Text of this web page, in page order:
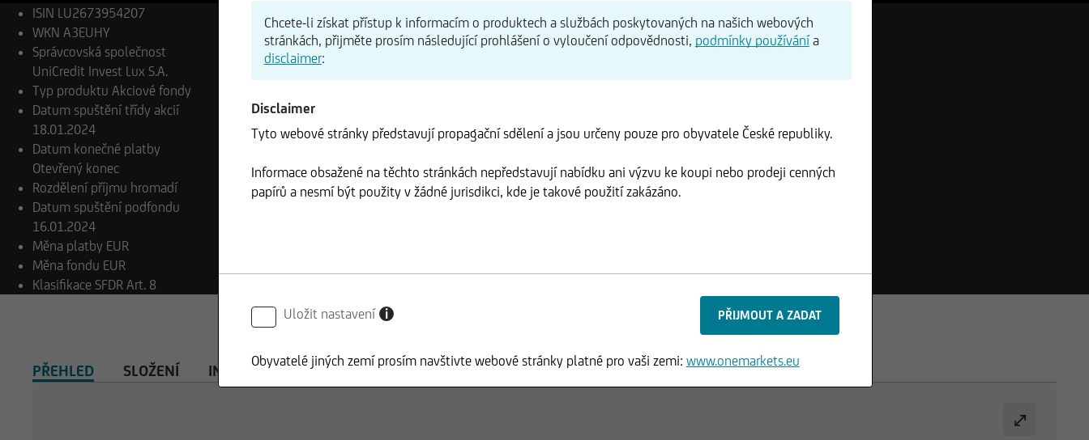
ISIN LU2673954207
WKN A3EUHY
Správcovská společnost
UniCredit Invest Lux S.A.
Typ produktu Akciové fondy
Datum spuštění třídy akcií
18.01.2024
Datum konečné platby
Otevřený konec
Rozdělení příjmu hromadí
Datum spuštění podfondu
16.01.2024
Měna platby EUR
Měna fondu EUR
Klasifikace SFDR Art. 8
PŘEHLED SLOŽENÍ INVESTIČNÍ KALKULAČKA DOKUMENTY
Chcete-li získat přístup k informacím o produktech a službách poskytovaných na našich webových
stránkách, přijměte prosím následující prohlášení o vyloučení odpovědnosti, podmínky používánía
disclaimer:
Disclaimer
Tyto webové stránky představují propagační sdělení a jsou určeny pouze pro obyvatele České republiky.
Informace obsažené na těchto stránkách nepředstavují nabídku ani výzvu ke koupi nebo prodeji cenných
papírů a nesmí být použity v žádné jurisdikci, kde je takové použití zakázáno.
Uložit nastavení i
Obyvatelé jiných zemí prosím navštivte webové stránky platné pro vaši zemi: www.onemarkets.eu